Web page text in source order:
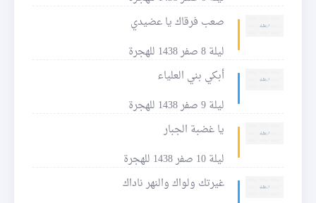
صعب فرقاك يا عضيدي
ليلة 8 صفر 1438 للهجرة
أبكي بني العلياء
ليلة 9 صفر 1438 للهجرة
يا غضبة الجبار
ليلة 10 صفر 1438 للهجرة
غيرتك ولواك والنهر ناداك